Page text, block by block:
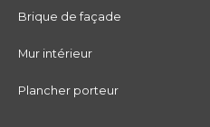
Brique de façade
Mur intérieur
Plancher porteur